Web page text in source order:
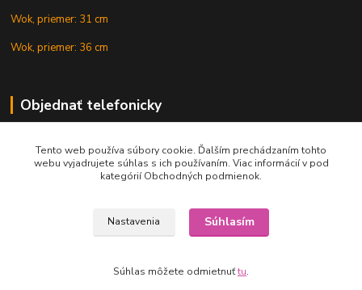
Wok, priemer: 31 cm
Wok, priemer: 36 cm
Objednať telefonicky
+421 902 212 007
Copyright © 2015-2020 KOTLIK NA GULAS.online, všetky práva vyhradené
Tento web používa súbory cookie. Ďalším prechádzaním tohto
webu vyjadrujete súhlas s ich používaním. Viac informácií v pod
kategórií Obchodných podmienok.
Nastavenia Súhlasím
Súhlas môžete odmietnuťtu.